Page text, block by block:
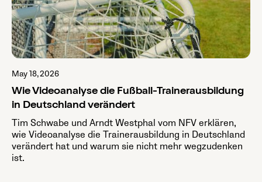
May 18, 2026
Wie Videoanalyse die Fußball-Trainerausbildung
in Deutschland verändert
Tim Schwabe und Arndt Westphal vom NFV erklären,
wie Videoanalyse die Trainerausbildung in Deutschland
verändert hat und warum sie nicht mehr wegzudenken
ist.